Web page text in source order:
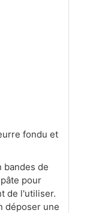
fondu et
bandes de
pour
de l'utiliser.
déposer une